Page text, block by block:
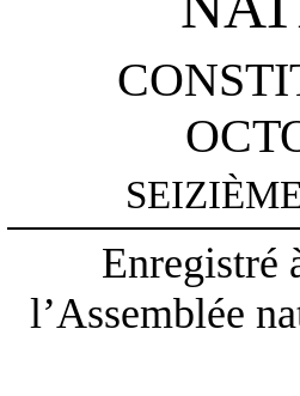
Enregistré
l’Assemblée